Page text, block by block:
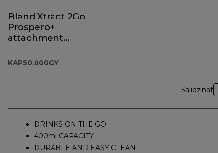
Blend Xtract 2Go
Prospero+
attachment
KAP50.000GY
Salīdzināt
DRINKS ON THE GO
400ml CAPACITY
DURABLE AND EASY CLEAN